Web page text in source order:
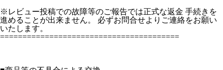
※レビュー投稿での故障等のご報告では正式な返金 手続きを
進めることが出来ません。 必ずお問合せよりご連絡をお願い
いたします。
========================================